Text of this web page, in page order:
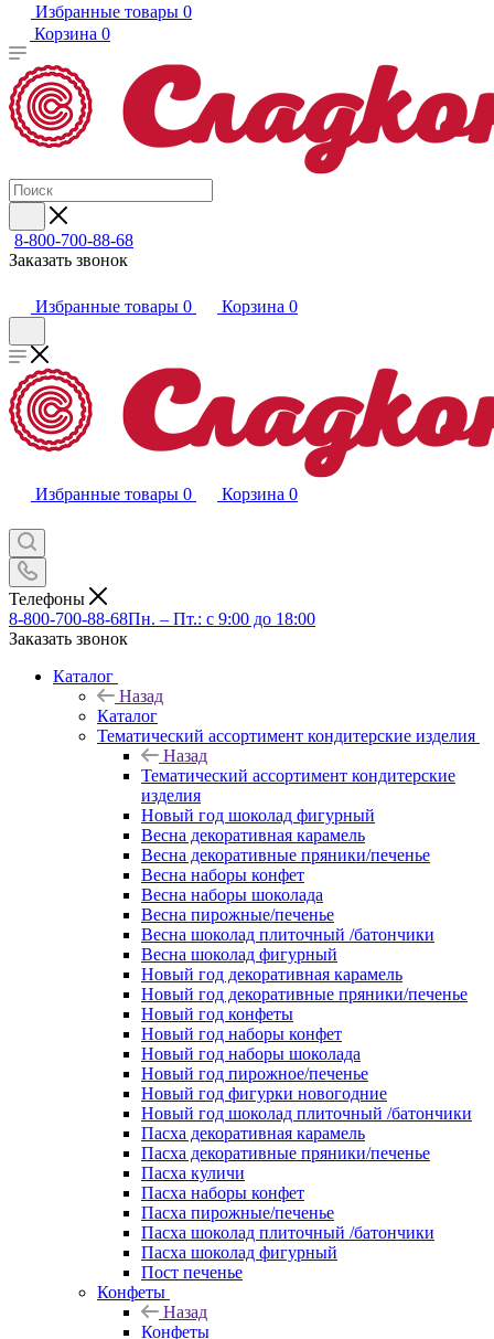
Избранные товары 0
Корзина 0
8-800-700-88-68
Заказать звонок
Избранные товары 0 Корзина 0
Избранные товары 0 Корзина 0
Телефоны
8-800-700-88-68Пн. – Пт.: с 9:00 до 18:00
Заказать звонок
Каталог
Назад
Каталог
Тематический ассортимент кондитерские изделия
Назад
Тематический ассортимент кондитерские
изделия
Новый год шоколад фигурный
Весна декоративная карамель
Весна декоративные пряники/печенье
Весна наборы конфет
Весна наборы шоколада
Весна пирожные/печенье
Весна шоколад плиточный /батончики
Весна шоколад фигурный
Новый год декоративная карамель
Новый год декоративные пряники/печенье
Новый год конфеты
Новый год наборы конфет
Новый год наборы шоколада
Новый год пирожное/печенье
Новый год фигурки новогодние
Новый год шоколад плиточный /батончики
Пасха декоративная карамель
Пасха декоративные пряники/печенье
Пасха куличи
Пасха наборы конфет
Пасха пирожные/печенье
Пасха шоколад плиточный /батончики
Пасха шоколад фигурный
Пост печенье
Конфеты
Назад
Конфеты